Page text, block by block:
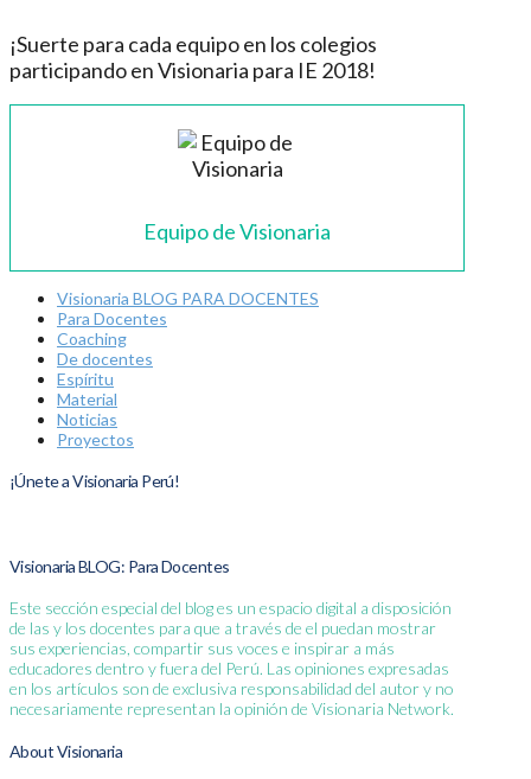
¡Suerte para cada equipo en los colegios
participando en Visionaria para IE 2018!
Equipo de Visionaria
Visionaria BLOG PARA DOCENTES
Para Docentes
Coaching
De docentes
Espíritu
Material
Noticias
Proyectos
¡Únete a Visionaria Perú!
Visionaria BLOG: Para Docentes
Este sección especial del blog es un espacio digital a disposición
de las y los docentes para que a través de el puedan mostrar
sus experiencias, compartir sus voces e inspirar a más
educadores dentro y fuera del Perú. Las opiniones expresadas
en los artículos son de exclusiva responsabilidad del autor y no
necesariamente representan la opinión de Visionaria Network.
About Visionaria